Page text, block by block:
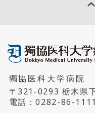
肥満症治療センター
ロボット手術支援セ
アレルギーセンター
獨協医科大学病院
〒321-0293 栃木県
電話：0282-86-1111